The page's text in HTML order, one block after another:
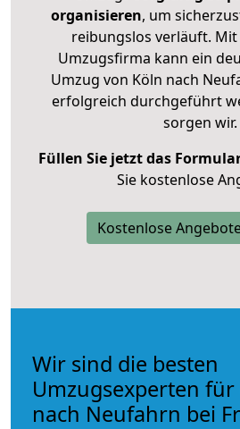
organisieren, um
reibungslos verläuft.
Umzugsfirma kann ein
Umzug von Köln nach
erfolgreich durchgeführt
sorgen wir.
Füllen Sie jetzt das
Sie kostenlose
Kostenlose
Wir sind die besten
Umzugsexperten
nach Neufahrn bei